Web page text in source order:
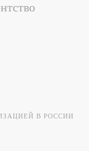
В РОССИИ